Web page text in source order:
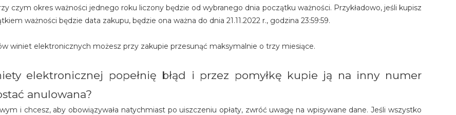
czym okres ważności jednego roku liczony będzie od wybranego dnia początku ważności. Przykładowo, jeśli kupisz
ważności będzie data zakupu, będzie ona ważna do dnia 21.11.2022 r., godzina 23:59:59.
winiet elektronicznych możesz przy zakupie przesunąć maksymalnie o trzy miesiące.
elektronicznej popełnię błąd i przez pomyłkę kupie ją na inny numer
anulowana?
i chcesz, aby obowiązywała natychmiast po uiszczeniu opłaty, zwróć uwagę na wpisywane dane. Jeśli wszystko